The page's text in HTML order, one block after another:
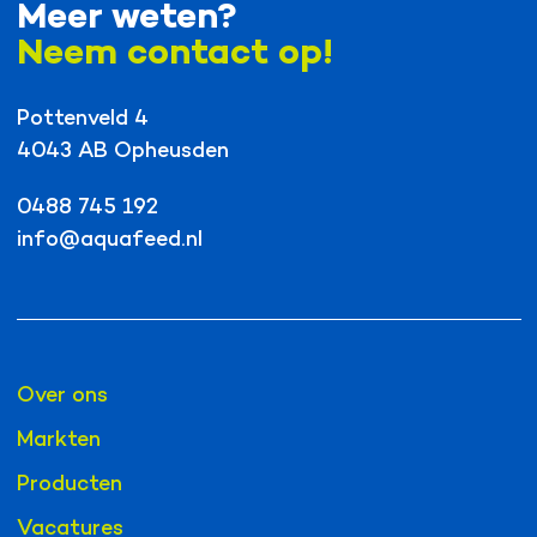
Meer weten?
Neem contact op!
Pottenveld 4
4043 AB Opheusden
0488 745 192
info@aquafeed.nl
Over ons
Markten
Producten
Vacatures